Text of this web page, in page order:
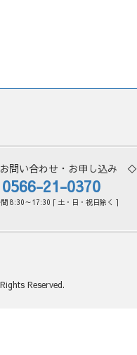
い合わせ・お申し込み ◇
0566-21-0370
間 8:30～17:30 [ 土・日・祝日除く ]
Reserved.